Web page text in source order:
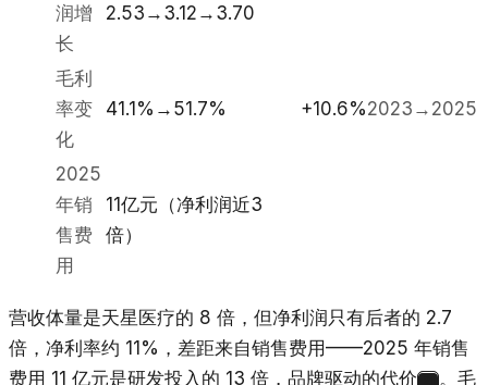
润增
长
2.53→3.12→3.70
毛利
率变
化
41.1%→51.7% +10.6%2023→2025
2025
年销
售费
用
11亿元（净利润近3
倍）
营收体量是天星医疗的 8 倍，但净利润只有后者的 2.7
倍，净利率约 11%，差距来自销售费用——2025 年销售
费用 11 亿元是研发投入的 13 倍，品牌驱动的代价
。毛